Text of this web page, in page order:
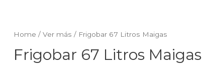
Home /Ver más / Frigobar 67 Litros Maigas
Frigobar 67 Litros Maigas